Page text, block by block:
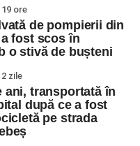
rutieri, care au
din Sebeș, conducea o
– Sebeș. Acesta ar
66 de ani, din Sebeș,
nepermis.
leziuni corporale
ore
de pompierii din
fost scos în
o stivă de bușteni
zile
ani, transportată în
după ce a fost
pe strada